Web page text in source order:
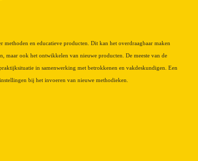
methoden en educatieve producten. Dit kan het overdraagbaar maken
maar ook het ontwikkelen van nieuwe producten. De meeste van de
in samenwerking met betrokkenen en vakdeskundigen. Een
bij het invoeren van nieuwe methodieken.